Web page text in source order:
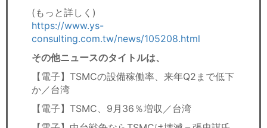
(もっと詳しく)
https://www.ys-
consulting.com.tw/news/105208.html
その他ニュースのタイトルは、
【電子】TSMCの設備稼働率、来年Q2まで低下
か／台湾
【電子】TSMC、9月36％増収／台湾